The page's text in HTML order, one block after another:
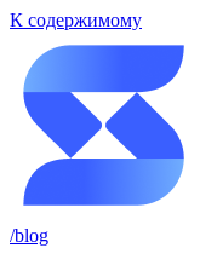
К содержимому
/blog